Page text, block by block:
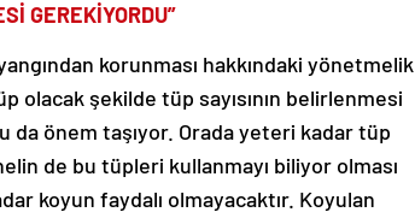
GEREKİYORDU”
korunması hakkındaki yönetmelik
şekilde tüp sayısının belirlenmesi
da önem taşıyor. Orada yeteri kadar tüp
de bu tüpleri kullanmayı biliyor olması
koyun faydalı olmayacaktır. Koyulan